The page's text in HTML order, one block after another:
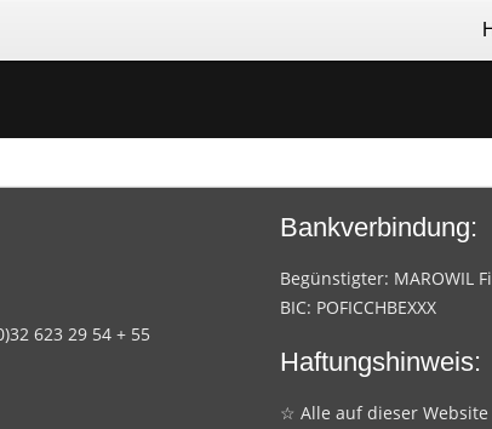
623 29 54 + 55
Bankverbindung:
Begünstigter: MAROWIL
BIC: POFICCHBEXXX
Haftungshinweis:
☆ Alle auf dieser